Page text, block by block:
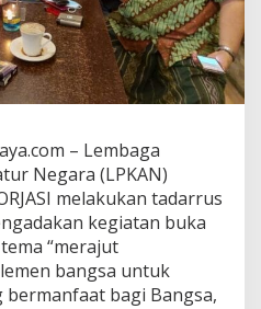
– Lembaga
Negara (LPKAN)
melakukan tadarrus
kegiatan buka
“merajut
bangsa untuk
bermanfaat bagi Bangsa,